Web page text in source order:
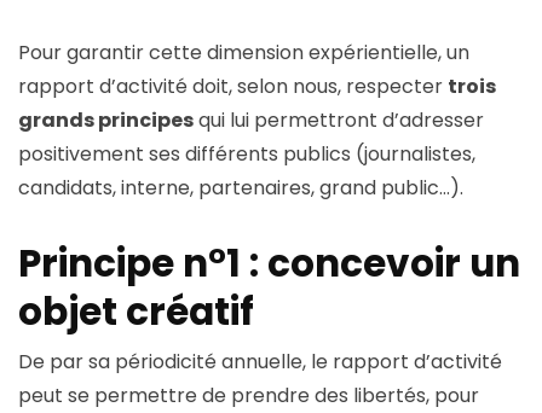
Pour garantir cette dimension expérientielle, un
rapport d’activité doit, selon nous, respecter trois
grands principesqui lui permettront d’adresser
positivement ses différents publics (journalistes,
candidats, interne, partenaires, grand public…).
Principe n°1 : concevoir un
objet créatif
De par sa périodicité annuelle, le rapport d’activité
peut se permettre de prendre des libertés, pour